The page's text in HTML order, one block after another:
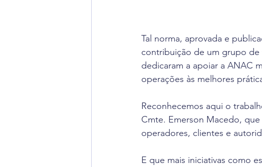
Tal norma, aprovada e
contribuição de um grupo de
dedicaram a apoiar a ANAC
operações às melhores
Reconhecemos aqui o
Cmte. Emerson Macedo,
operadores, clientes e
E que mais iniciativas como